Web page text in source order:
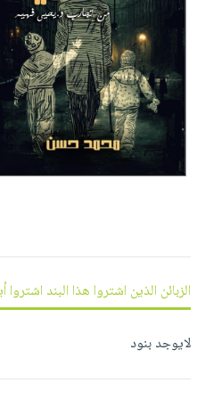
إختياراتنا
أكاديمية
صندوق
القراءة
English
books
iKitab
حدود
أسئلة
يتكرر
طرحها
تحميل
Android
تحميل
iKitab
Apple
أسئلة
يتكرر
تحميل
masmu3
على
Android
Apple
المواضيع
مبيعاً
وسائل
تعليمية
صندوق
القراءة
تعليمية
الصحة
والعناية
الشخصية
جديد
الكل
الشخصية
العناية
وتصفيف
العناية
بالجسم
الكل
الطهي
الهدايا
أقسام
الزبائن الذين اشتروا هذا البند اشتروا
لايوجد بنود